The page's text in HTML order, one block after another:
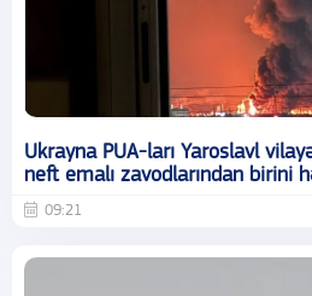
Ukrayna PUA-ları Yaroslavl
neft emalı zavodlarından birini
09:21